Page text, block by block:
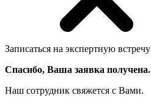
Записаться на экспертную встречу
Спасибо, Ваша заявка получена.
Наш сотрудник свяжется с Вами.